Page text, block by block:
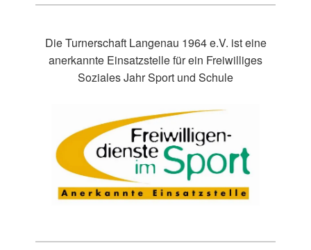
Die Turnerschaft Langenau 1964 e.V. ist eine
anerkannte Einsatzstelle für ein Freiwilliges
Soziales Jahr Sport und Schule